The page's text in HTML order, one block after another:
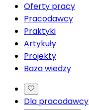
Oferty pracy
Pracodawcy
Praktyki
Artykuły
Projekty
Baza wiedzy
Dla pracodawcy